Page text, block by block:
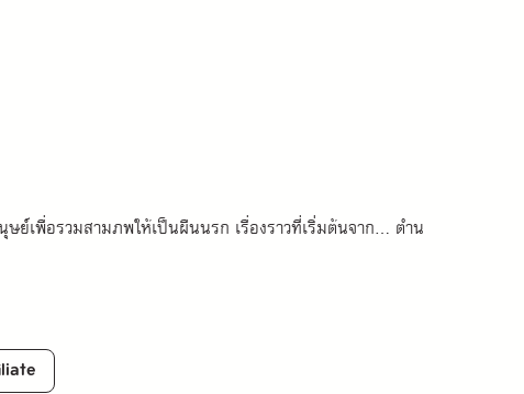
ย์เพื่อรวมสามภพให้เป็นผืนนรก เรื่องราวที่เริ่มต้นจาก... ตำน